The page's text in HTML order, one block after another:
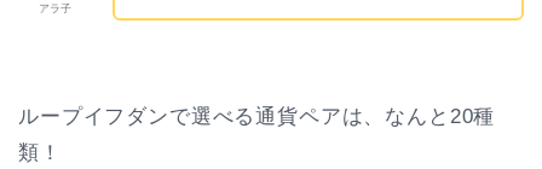
アラ子
ループイフダンで選べる通貨ペアは、なんと20種
類！